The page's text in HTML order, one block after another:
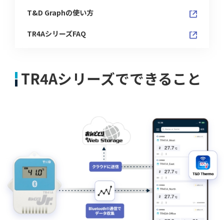
T&D Graphの使い方
TR4AシリーズFAQ
TR4Aシリーズでできること